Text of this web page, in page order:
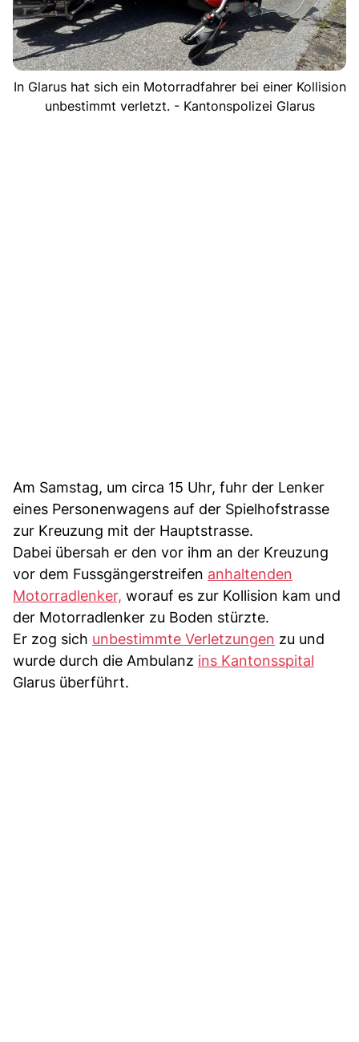
In Glarus hat sich ein Motorradfahrer bei einer Kollision
unbestimmt verletzt. - Kantonspolizei Glarus
Am Samstag, um circa 15 Uhr, fuhr der Lenker
eines Personenwagens auf der Spielhofstrasse
zur Kreuzung mit der Hauptstrasse.
Dabei übersah er den vor ihm an der Kreuzung
vor dem Fussgängerstreifen anhaltenden
Motorradlenker, worauf es zur Kollision kam und
der Motorradlenker zu Boden stürzte.
Er zog sich unbestimmte Verletzungen zu und
wurde durch die Ambulanz ins Kantonsspital
Glarus überführt.